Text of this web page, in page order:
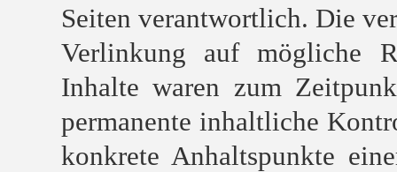
Seiten verantwortlich. Die
Verlinkung auf mögliche
Inhalte waren zum
permanente inhaltliche
konkrete Anhaltspunkte